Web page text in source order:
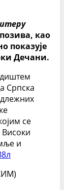
као
показује
Дечани.
Српска
се
и